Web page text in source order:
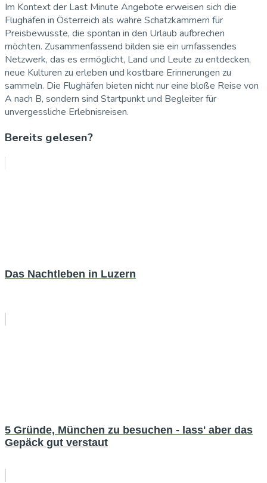
Im Kontext der Last Minute Angebote erweisen sich die
Flughäfen in Österreich als wahre Schatzkammern für
Preisbewusste, die spontan in den Urlaub aufbrechen
möchten. Zusammenfassend bilden sie ein umfassendes
Netzwerk, das es ermöglicht, Land und Leute zu entdecken,
neue Kulturen zu erleben und kostbare Erinnerungen zu
sammeln. Die Flughäfen bieten nicht nur eine bloße Reise von
A nach B, sondern sind Startpunkt und Begleiter für
unvergessliche Erlebnisreisen.
Bereits gelesen?
Das Nachtleben in Luzern
5 Gründe, München zu besuchen - lass' aber das
Gepäck gut verstaut